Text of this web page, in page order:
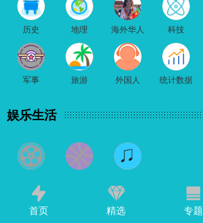
历史 地理 海外华人 科技
军事 旅游 外国人 统计数据
娱乐生活
网络红人
首页 精选 专题